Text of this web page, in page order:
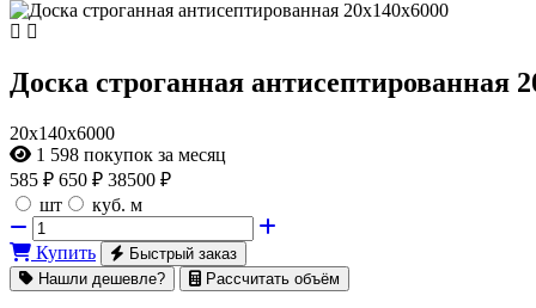
Доска строганная антисептированная
20х140х6000
1 598 покупок за месяц
585 ₽ 650 ₽ 38500 ₽
шт
куб. м
Купить
Быстрый заказ
Нашли дешевле?
Рассчитать объём